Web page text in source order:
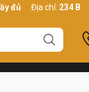
Địa chỉ: 234 Bình Thới,